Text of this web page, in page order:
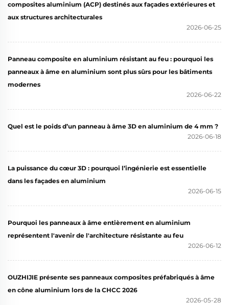
composites aluminium (ACP) destinés aux façades extérieures et
aux structures architecturales
2026-06-25
Panneau composite en aluminium résistant au feu : pourquoi les
panneaux à âme en aluminium sont plus sûrs pour les bâtiments
modernes
2026-06-22
Quel est le poids d’un panneau à âme 3D en aluminium de 4 mm ?
2026-06-18
La puissance du cœur 3D : pourquoi l’ingénierie est essentielle
dans les façades en aluminium
2026-06-15
Pourquoi les panneaux à âme entièrement en aluminium
représentent l'avenir de l'architecture résistante au feu
2026-06-12
OUZHIJIE présente ses panneaux composites préfabriqués à âme
en cône aluminium lors de la CHCC 2026
2026-05-28